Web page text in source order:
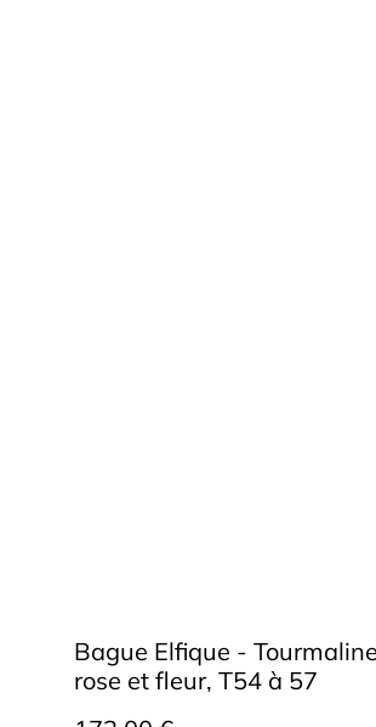
Bague Elfique - Tourmaline
rose et fleur, T54 à 57